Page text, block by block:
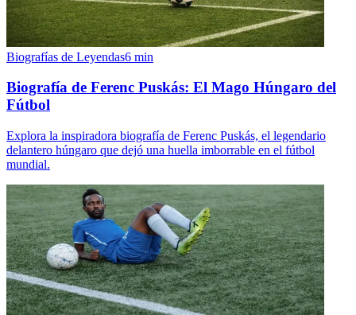
Biografías de Leyendas6 min
Biografía de Ferenc Puskás: El Mago Húngaro del
Fútbol
Explora la inspiradora biografía de Ferenc Puskás, el legendario
delantero húngaro que dejó una huella imborrable en el fútbol
mundial.